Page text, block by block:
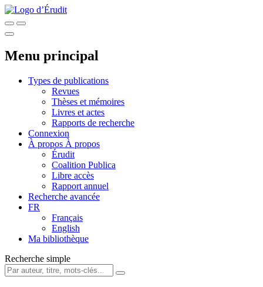
Menu principal
Types de publications
Revues
Thèses et mémoires
Livres et actes
Rapports de recherche
Connexion
À propos À propos
Érudit
Coalition Publica
Libre accès
Rapport annuel
Recherche avancée
FR
Français
English
Ma bibliothèque
Recherche simple